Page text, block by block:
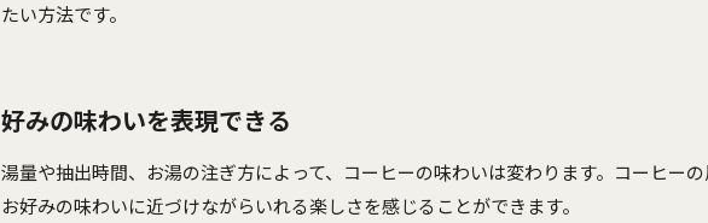
たい方法です。
好みの味わいを表現できる
湯量や抽出時間、お湯の注ぎ方によって、コーヒーの味わいは変わります。コーヒーの
お好みの味わいに近づけながらいれる楽しさを感じることができます。